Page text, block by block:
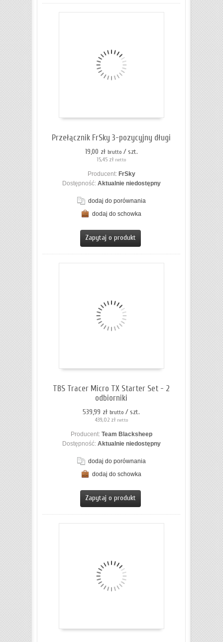
Przełącznik FrSky 3-pozycyjny długi
19,00 zł brutto / szt.
15,45 zł netto
Producent: FrSky
Dostępność: Aktualnie niedostępny
dodaj do porównania
dodaj do schowka
Zapytaj o produkt
TBS Tracer Micro TX Starter Set - 2
odbiorniki
539,99 zł brutto / szt.
439,02 zł netto
Producent: Team Blacksheep
Dostępność: Aktualnie niedostępny
dodaj do porównania
dodaj do schowka
Zapytaj o produkt